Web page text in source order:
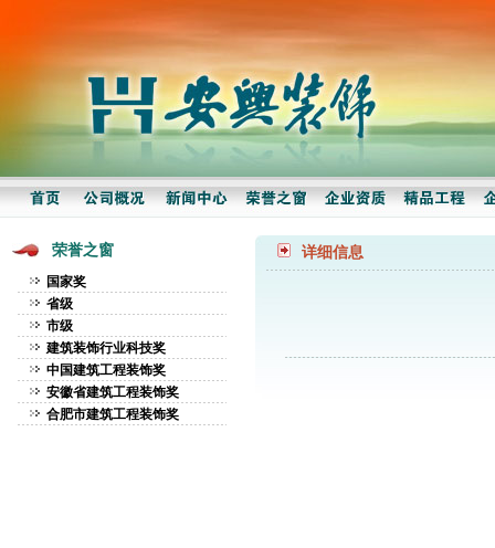
荣誉之窗
国家奖
省级
市级
建筑装饰行业科技奖
中国建筑工程装饰奖
安徽省建筑工程装饰奖
合肥市建筑工程装饰奖
详细信息